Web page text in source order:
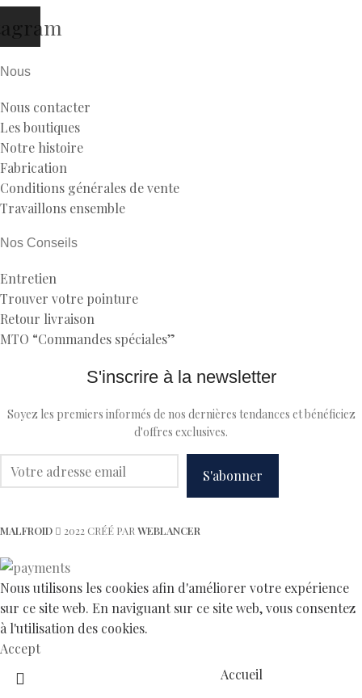
Nous
Nous contacter
Les boutiques
Notre histoire
Fabrication
Conditions générales de vente
Travaillons ensemble
Nos Conseils
Entretien
Trouver votre pointure
Retour livraison
MTO “Commandes spéciales”
S'inscrire à la newsletter
Soyez les premiers informés de nos dernières tendances et bénéficiez
d'offres exclusives.
MALFROID 2022 CRÉÉ PAR WEBLANCER
Nous utilisons les cookies afin d'améliorer votre expérience
sur ce site web. En naviguant sur ce site web, vous consentez
à l'utilisation des cookies.
Accept
Accueil